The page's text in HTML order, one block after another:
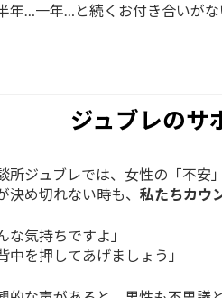
年…一年…と続くお付き合いがな
ジュブレのサ
所ジュブレでは、女性の「不安
決め切れない時も、 私たちカウ
な気持ちですよ」
中を押してあげましょう」